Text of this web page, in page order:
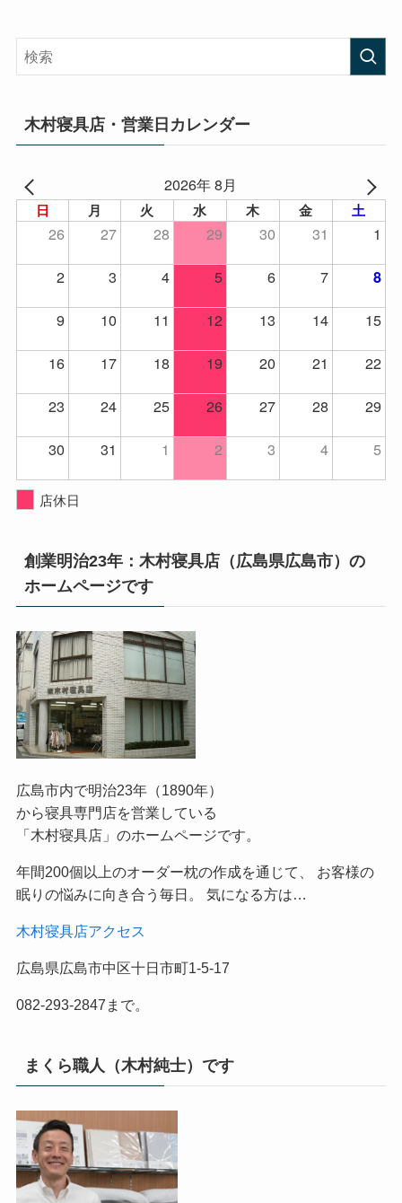
木村寝具店・営業日カレンダー
2026年 8月
日 月 火 水 木 金 土
26 27 28 29 30 31
1
2
3 4 5 6 7 8
9 10 11 12 13 14
15
16
17 18 19 20 21
22
23
24 25 26 27 28
29
30
31 1 2 3 4 5
店休日
創業明治23年：木村寝具店（広島県広島市）の
ホームページです
広島市内で明治23年（1890年）
から寝具専門店を営業している
「木村寝具店」のホームページです。
年間200個以上のオーダー枕の作成を通じて、 お客様の
眠りの悩みに向き合う毎日。 気になる方は…
木村寝具店アクセス
広島県広島市中区十日市町1-5-17
082-293-2847まで。
まくら職人（木村純士）です